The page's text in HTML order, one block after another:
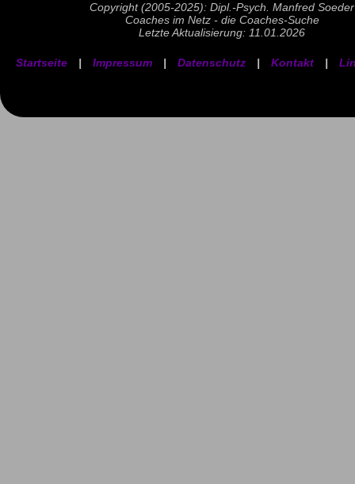
Copyright (2005-2025): Dipl.-Psych. Manfred Soeder
Coaches im Netz - die Coaches-Suche
Letzte Aktualisierung: 11.01.2026
Startseite | Impressum | Datenschutz | Kontakt |